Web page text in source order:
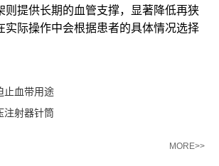
则提供长期的血管支撑，显著降低再狭
实际操作中会根据患者的具体情况选择
止血带用途
注射器针筒
MORE>>